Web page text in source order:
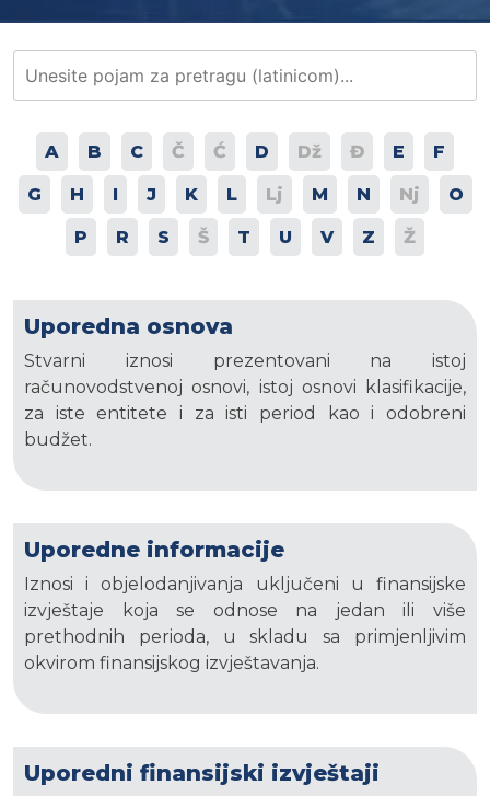
A B C Č Ć D Dž Đ E F
G H I J K L Lj M N Nj O
P R S Š T U V Z Ž
Uporedna osnova
Stvarni iznosi prezentovani na istoj
računovodstvenoj osnovi, istoj osnovi klasifikacije,
za iste entitete i za isti period kao i odobreni
budžet.
Uporedne informacije
Iznosi i objelodanjivanja uključeni u finansijske
izvještaje koja se odnose na jedan ili više
prethodnih perioda, u skladu sa primjenljivim
okvirom finansijskog izvještavanja.
Uporedni finansijski izvještaji